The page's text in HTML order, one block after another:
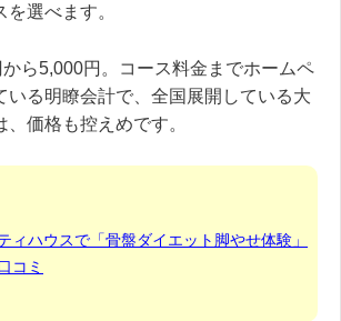
選べます。
ら5,000円。コース料金までホームペ
いる明瞭会計で、全国展開している大
価格も控えめです。
ィハウスで「骨盤ダイエット脚やせ体験」
コミ